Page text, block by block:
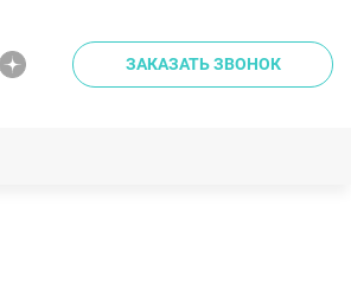
ЗАКАЗАТЬ ЗВОНОК